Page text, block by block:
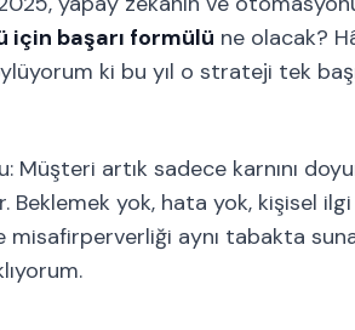
için başarı formülü ne olacak?
ki bu yıl o strateji tek
Müşteri artık sadece karnını
Beklemek yok, hata yok, kişisel
misafirperverliği aynı tabakta